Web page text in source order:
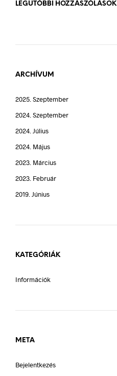
LEGUTÓBBI HOZZÁSZÓLÁSOK
ARCHÍVUM
2025. Szeptember
2024. Szeptember
2024. Július
2024. Május
2023. Március
2023. Február
2019. Június
KATEGÓRIÁK
Információk
META
Bejelentkezés